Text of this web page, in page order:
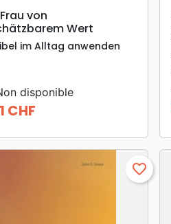
search
von
Wert
im Alltag anwenden
disponible
CHF
favorite_border